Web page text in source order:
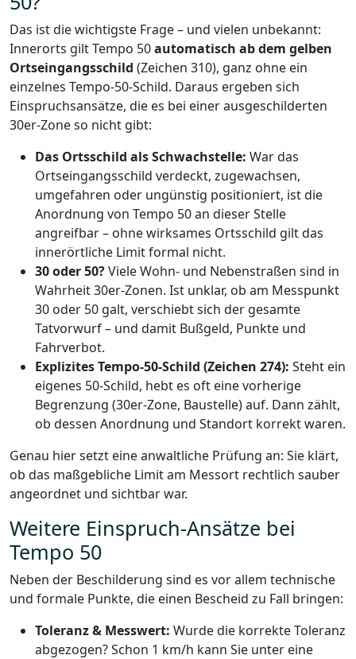
Das ist die wichtigste Frage – und vielen unbekannt:
Innerorts gilt Tempo 50automatisch ab dem gelben
Ortseingangsschild (Zeichen 310), ganz ohne ein
einzelnes Tempo-50-Schild. Daraus ergeben sich
Einspruchsansätze, die es bei einer ausgeschilderten
30er-Zone so nicht gibt:
Das Ortsschild als Schwachstelle: War das
Ortseingangsschild verdeckt, zugewachsen,
umgefahren oder ungünstig positioniert, ist die
Anordnung von Tempo 50 an dieser Stelle
angreifbar – ohne wirksames Ortsschild gilt das
innerörtliche Limit formal nicht.
30 oder 50?Viele Wohn- und Nebenstraßen sind in
Wahrheit 30er-Zonen. Ist unklar, ob am Messpunkt
30 oder 50 galt, verschiebt sich der gesamte
Tatvorwurf – und damit Bußgeld, Punkte und
Fahrverbot.
Explizites Tempo-50-Schild (Zeichen 274): Steht ein
eigenes 50-Schild, hebt es oft eine vorherige
Begrenzung (30er-Zone, Baustelle) auf. Dann zählt,
ob dessen Anordnung und Standort korrekt waren.
Genau hier setzt eine anwaltliche Prüfung an: Sie klärt,
ob das maßgebliche Limit am Messort rechtlich sauber
angeordnet und sichtbar war.
Weitere Einspruch-Ansätze bei
Tempo 50
Neben der Beschilderung sind es vor allem technische
und formale Punkte, die einen Bescheid zu Fall bringen:
Toleranz & Messwert: Wurde die korrekte Toleranz
abgezogen? Schon 1 km/h kann Sie unter eine